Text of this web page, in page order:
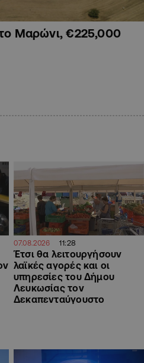
Μαρώνι, €225,000
07.08.2026 11:28
Έτσι θα λειτουργήσουν
λαϊκές αγορές και οι
υπηρεσίες του Δήμου
Λευκωσίας τον
Δεκαπενταύγουστο